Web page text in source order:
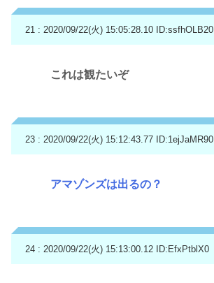
21 : 2020/09/22(火) 15:05:28.10 ID:ssfhOLB20
これは観たいぞ
23 : 2020/09/22(火) 15:12:43.77 ID:1ejJaMR90
アマゾンズは出るの？
24 : 2020/09/22(火) 15:13:00.12 ID:EfxPtblX0